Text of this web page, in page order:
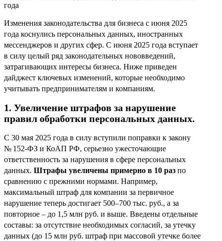
Изменения законодательства для бизнеса с июня 2025
года коснулись персональных данных, иностранных
мессенджеров и других сфер. С июня 2025 года вступает
в силу целый ряд законодательных нововведений,
затрагивающих интересы бизнеса. Ниже приведен
дайджест ключевых изменений, которые необходимо
учитывать предпринимателям и компаниям.
1. Увеличение штрафов за нарушение
правил обработки персональных данных.
С 30 мая 2025 года в силу вступили поправки к закону
№ 152-ФЗ и КоАП РФ, серьезно ужесточающие
ответственность за нарушения в сфере персональных
данных. Штрафы увеличены примерно в 10 раз по
сравнению с прежними нормами. Например,
максимальный штраф для компании за первичное
нарушение теперь достигает 500–700 тыс. руб., а за
повторное – до 1,5 млн руб. и выше. Введены отдельные
составы: за отсутствие необходимых согласий, за утечку
данных (до 15 млн руб. штраф при массовой утечке более